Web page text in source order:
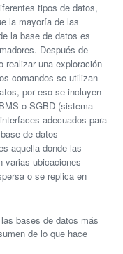
tipos de datos,
la mayoría de las
la base de datos es
Después de
realizar una exploración
comandos se utilizan
por eso se incluyen
o SGBD (sistema
adecuados para
de datos
aquella donde las
varias ubicaciones
o se replica en
bases de datos más
de lo que hace